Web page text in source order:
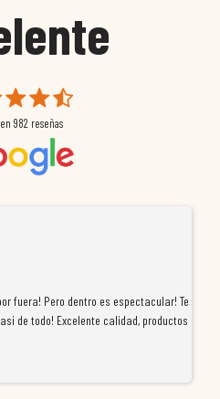
982 reseñas
fuera! Pero dentro es espectacular! Te
de todo! Excelente calidad, productos